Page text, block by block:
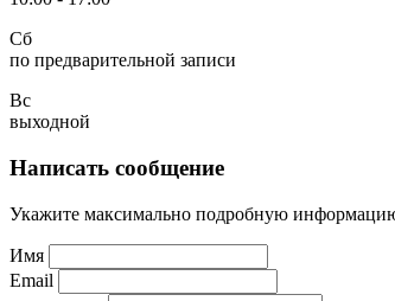
Сб
по предварительной записи
Вс
выходной
Написать сообщение
Укажите максимально подробную
Имя
Email